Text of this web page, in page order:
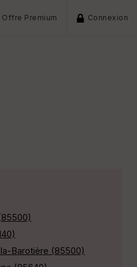
Offre Premium Connexion
Barotière (85500)